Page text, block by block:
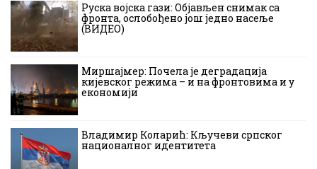
Руска војска гази: Објављен снимак са
фронта, ослобођено још једно насеље
(ВИДЕО)
Миршајмер: Почела је деградација
кијевског режима – и на фронтовима и у
економији
Владимир Коларић: Кључеви српског
националног идентитета